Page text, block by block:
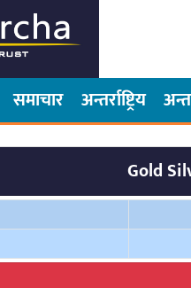
समाचार अन्तर्राष्ट्रिय
Gold